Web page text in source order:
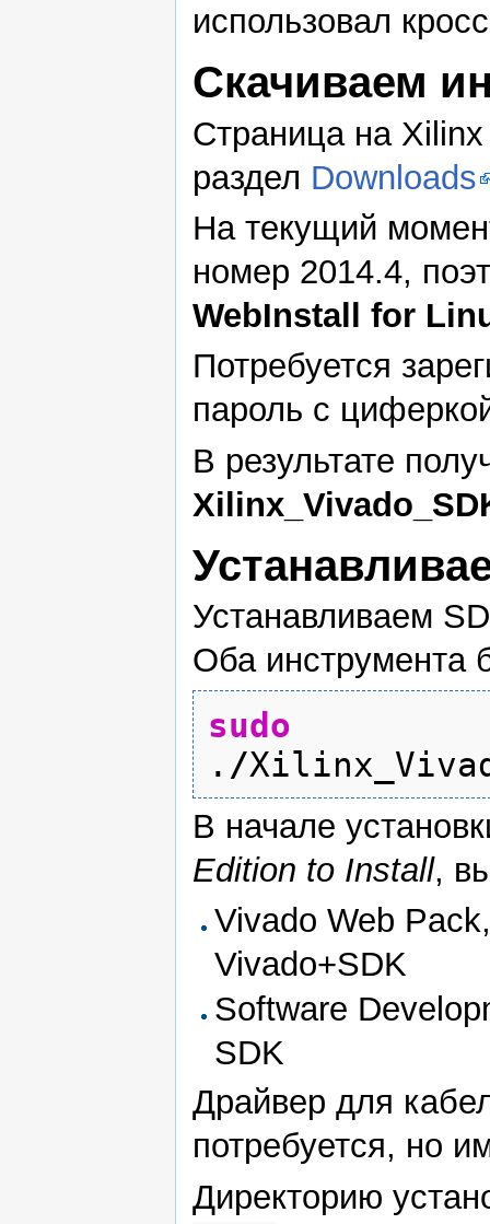
использовал
Скачиваем
Страница на
раздел Downloads
На текущий
номер 2014.4,
WebInstall for
Потребуется
пароль с
В результате
Устанавливаем
Оба инструмента
sudo
. /
В начале
Edition to Install,
Vivado Web
Vivado+SDK
Software
SDK
Драйвер для
потребуется, но
Директорию